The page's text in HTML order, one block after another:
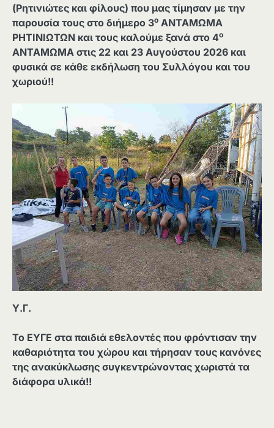
(Ρητινιώτες και φίλους) που μας τίμησαν με την
παρουσία τους στο διήμερο 3ο ΑΝΤΑΜΩΜΑ
ΡΗΤΙΝΙΩΤΩΝ και τους καλούμε ξανά στο 4ο
ΑΝΤΑΜΩΜΑ στις 22 και 23 Αυγούστου 2026 και
φυσικά σε κάθε εκδήλωση του Συλλόγου και του
χωριού!!
Υ.Γ.
Το ΕΥΓΕ στα παιδιά εθελοντές που φρόντισαν την
καθαριότητα του χώρου και τήρησαν τους κανόνες
της ανακύκλωσης συγκεντρώνοντας χωριστά τα
διάφορα υλικά!!